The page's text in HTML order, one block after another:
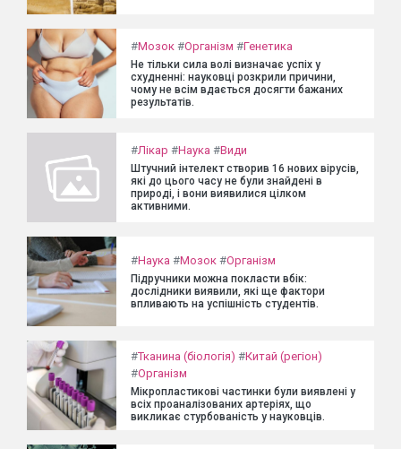
#Мозок #Організм #Генетика
Не тільки сила волі визначає успіх у
схудненні: науковці розкрили причини,
чому не всім вдається досягти бажаних
результатів.
#Лікар #Наука #Види
Штучний інтелект створив 16 нових вірусів,
які до цього часу не були знайдені в
природі, і вони виявилися цілком
активними.
#Наука #Мозок #Організм
Підручники можна покласти вбік:
дослідники виявили, які ще фактори
впливають на успішність студентів.
#Тканина (біологія) #Китай (регіон)
#Організм
Мікропластикові частинки були виявлені у
всіх проаналізованих артеріях, що
викликає стурбованість у науковців.